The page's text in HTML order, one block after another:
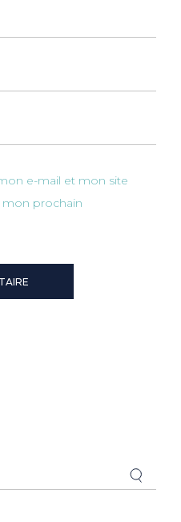
e-mail et mon site
mon prochain